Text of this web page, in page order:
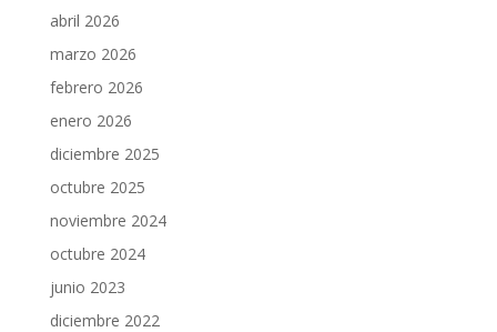
abril 2026
marzo 2026
febrero 2026
enero 2026
diciembre 2025
octubre 2025
noviembre 2024
octubre 2024
junio 2023
diciembre 2022